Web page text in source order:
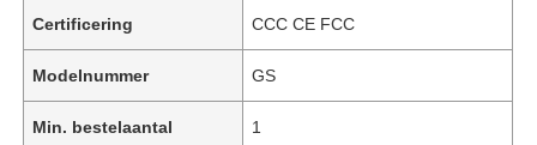
Certificering CCC CE FCC
Modelnummer GS
Min. bestelaantal 1